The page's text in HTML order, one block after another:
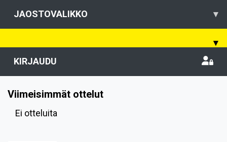
JAOSTOVALIKKO ▾
▾
KIRJAUDU
Viimeisimmät ottelut
Ei otteluita